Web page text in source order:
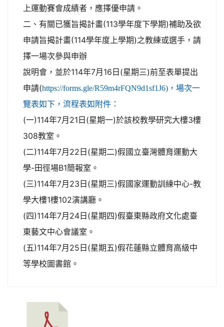
上運動賽會成績者，應擇優申請。
二、有關已獲旨揭計畫(113學年度下學期)補助及欲
申請旨揭計畫(114學年度上學期)之教練或選手，請
擇一場次參與申辦
說明會，並於114年7月16日(星期三)前至表單提出
申請(https://forms.gle/R59m4rFQN9d1sf1J6)，場次一
覽表如下，流程表如附件：
(一)114年7月21日(星期一)於該校教學研究大樓3樓
308教室。
(二)114年7月22日(星期二)假國立臺灣體育運動大
學-田徑場B1簡報室。
(三)114年7月23日(星期三)假國家運動訓練中心-教
學大樓1樓102演講廳。
(四)114年7月24日(星期四)假臺東縣政府文化處臺
東藝文中心會議室。
(五)114年7月25日(星期五)假花蓮縣立體育高級中
等學校圖書館。